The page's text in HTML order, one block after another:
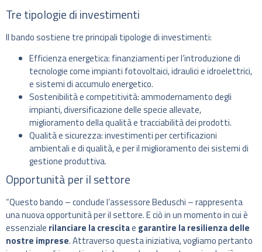
Tre tipologie di investimenti
Il bando sostiene tre principali tipologie di investimenti:
Efficienza energetica: finanziamenti per l’introduzione di
tecnologie come impianti fotovoltaici, idraulici e idroelettrici,
e sistemi di accumulo energetico.
Sostenibilità e competitività: ammodernamento degli
impianti, diversificazione delle specie allevate,
miglioramento della qualità e tracciabilità dei prodotti.
Qualità e sicurezza: investimenti per certificazioni
ambientali e di qualità, e per il miglioramento dei sistemi di
gestione produttiva.
Opportunità per il settore
“Questo bando – conclude l’assessore Beduschi – rappresenta
una nuova opportunità per il settore. E ciò in un momento in cui è
essenziale rilanciare la crescitae garantire la resilienza delle
nostre imprese. Attraverso questa iniziativa, vogliamo pertanto